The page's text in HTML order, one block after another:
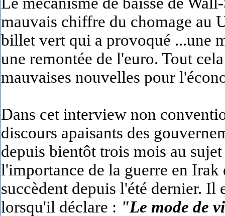
mauvais chiffre du chomage au
billet vert qui a provoqué ...une
une remontée de l'euro. Tout
mauvaises nouvelles pour
Dans cet interview non
discours apaisants des
depuis bientôt trois mois au
l'importance de la guerre en Irak
succèdent depuis l'été dernier. Il
lorsqu'il déclare : "Le mode de